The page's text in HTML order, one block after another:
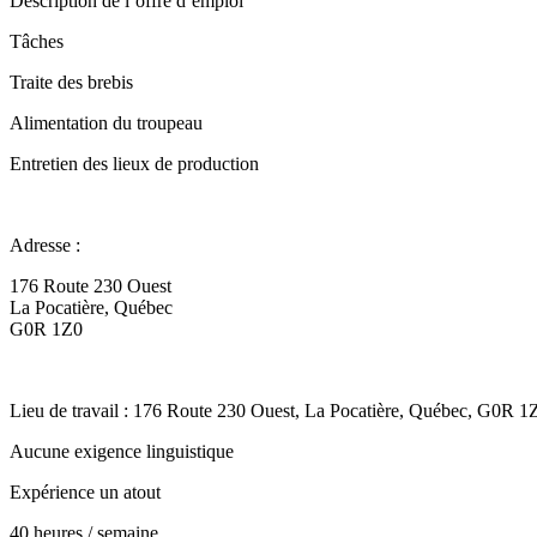
Tâches
Traite des brebis
Alimentation du troupeau
Entretien des lieux de production
Adresse :
176 Route 230 Ouest
La Pocatière, Québec
G0R 1Z0
Lieu de travail : 176 Route 230 Ouest, La Pocatière, Québec, G0R
Aucune exigence linguistique
Expérience un atout
40 heures / semaine